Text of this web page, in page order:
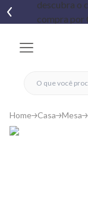
fechar menu
fechar menu
favoritos
Home Casa Mesa